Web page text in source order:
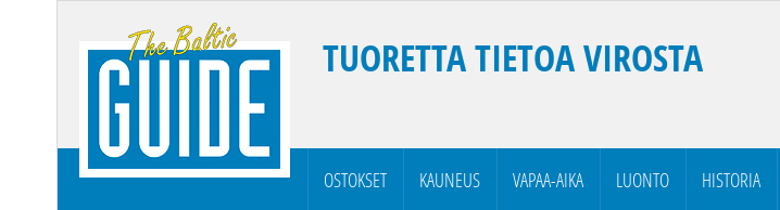
TUORETTA TIETOA VIROSTA
OSTOKSET KAUNEUS VAPAA-AIKA LUONTO HISTORIA